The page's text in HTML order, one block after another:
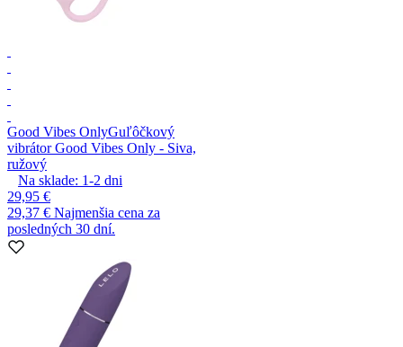
Good Vibes OnlyGuľôčkový
vibrátor Good Vibes Only - Siva,
ružový
Na sklade: 1-2 dni
29,95 €
29,37 € Najmenšia cena za
posledných 30 dní.